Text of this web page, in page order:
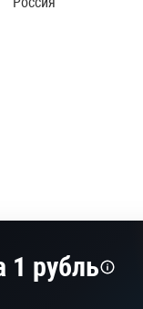
1 рубль